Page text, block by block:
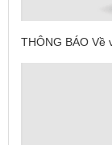
THÔNG BÁO Về